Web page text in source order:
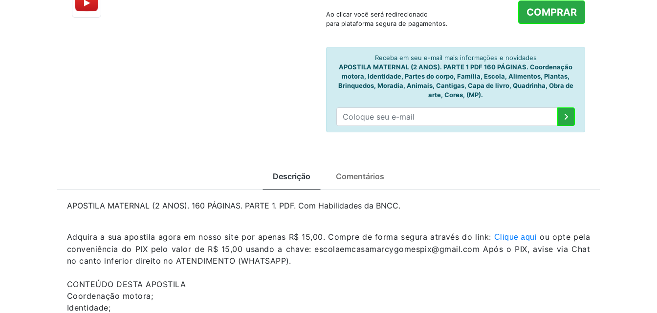
COMPRAR
Ao clicar você será redirecionado
para plataforma segura de pagamentos.
Receba em seu e-mail mais informações e novidades
APOSTILA MATERNAL (2 ANOS). PARTE 1 PDF 160 PÁGINAS. Coordenação
motora, Identidade, Partes do corpo, Família, Escola, Alimentos, Plantas,
Brinquedos, Moradia, Animais, Cantigas, Capa de livro, Quadrinha, Obra de
arte, Cores, (MP).
Descrição Comentários
APOSTILA MATERNAL (2 ANOS). 160 PÁGINAS. PARTE 1. PDF. Com Habilidades da BNCC.
Adquira a sua apostila agora em nosso site por apenas R$ 15,00. Compre de forma segura através do link: Clique aqui ou opte pela
conveniência do PIX pelo valor de R$ 15,00 usando a chave: escolaemcasamarcygomespix@gmail.com Após o PIX, avise via Chat
no canto inferior direito no ATENDIMENTO (WHATSAPP).
CONTEÚDO DESTA APOSTILA
Coordenação motora;
Identidade;